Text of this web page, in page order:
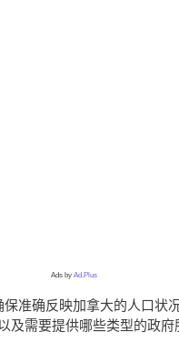
Ads by Ad.Plus
准确反映加拿大的人口状
及需要提供哪些类型的政